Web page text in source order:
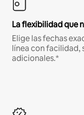
La flexibilidad que
Elige las fechas
línea con facilidad,
adicionales.*